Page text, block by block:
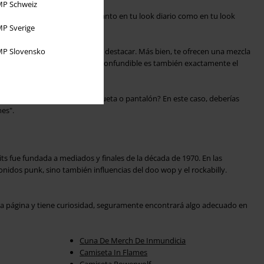
Schweiz
Sverige
Slovensko
Band se puede integrar tanto en tu look diario como en tu look
llamativos para destacar. Más bien, te ofrecen una mezcla
y despreocupación. Inconfundible es también exactamente el
de la banda punk a tu chaqueta o pantalón? En este caso, deberías
fue fundada a mediados y finales de la década de 1970. En las
punk, sino también influencias del doo wop y el rockabilly.
página y tiene curiosidad, seguramente encontrará algo adecuado en
Cuna De Merch De Inmundicia
Camiseta In Flames